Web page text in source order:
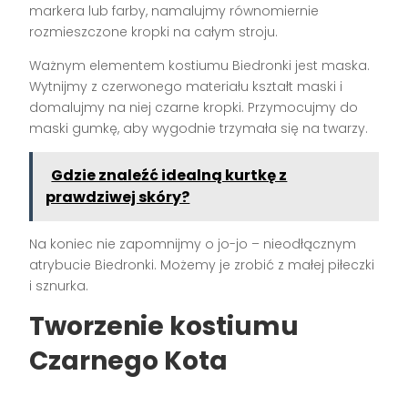
markera lub farby, namalujmy równomiernie
rozmieszczone kropki na całym stroju.
Ważnym elementem kostiumu Biedronki jest maska.
Wytnijmy z czerwonego materiału kształt maski i
domalujmy na niej czarne kropki. Przymocujmy do
maski gumkę, aby wygodnie trzymała się na twarzy.
Gdzie znaleźć idealną kurtkę z
prawdziwej skóry?
Na koniec nie zapomnijmy o jo-jo – nieodłącznym
atrybucie Biedronki. Możemy je zrobić z małej piłeczki
i sznurka.
Tworzenie kostiumu
Czarnego Kota